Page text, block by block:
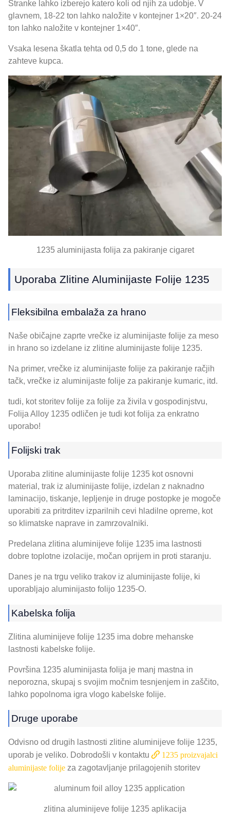
Stranke lahko izberejo katero koli od njih za udobje. V
glavnem, 18-22 ton lahko naložite v kontejner 1×20″. 20-24
ton lahko naložite v kontejner 1×40″.
Vsaka lesena škatla tehta od 0,5 do 1 tone, glede na
zahteve kupca.
1235 aluminijasta folija za pakiranje cigaret
Uporaba Zlitine Aluminijaste Folije 1235
Fleksibilna embalaža za hrano
Naše običajne zaprte vrečke iz aluminijaste folije za meso
in hrano so izdelane iz zlitine aluminijaste folije 1235.
Na primer, vrečke iz aluminijaste folije za pakiranje račjih
tačk, vrečke iz aluminijaste folije za pakiranje kumaric, itd.
tudi, kot storitev folije za folije za živila v gospodinjstvu,
Folija Alloy 1235 odličen je tudi kot folija za enkratno
uporabo!
Folijski trak
Uporaba zlitine aluminijaste folije 1235 kot osnovni
material, trak iz aluminijaste folije, izdelan z naknadno
laminacijo, tiskanje, lepljenje in druge postopke je mogoče
uporabiti za pritrditev izparilnih cevi hladilne opreme, kot
so klimatske naprave in zamrzovalniki.
Predelana zlitina aluminijeve folije 1235 ima lastnosti
dobre toplotne izolacije, močan oprijem in proti staranju.
Danes je na trgu veliko trakov iz aluminijaste folije, ki
uporabljajo aluminijasto folijo 1235-O.
Kabelska folija
Zlitina aluminijeve folije 1235 ima dobre mehanske
lastnosti kabelske folije.
Površina 1235 aluminijasta folija je manj mastna in
neporozna, skupaj s svojim močnim tesnjenjem in zaščito,
lahko popolnoma igra vlogo kabelske folije.
Druge uporabe
Odvisno od drugih lastnosti zlitine aluminijeve folije 1235,
uporab je veliko. Dobrodošli v kontaktu
1235 proizvajalci
aluminijaste folije za zagotavljanje prilagojenih storitev
zlitina aluminijeve folije 1235 aplikacija